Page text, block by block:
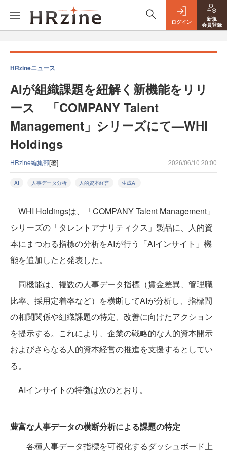
ログイン
新規
会員登録
HRzineニュース
AIが組織課題を紐解く新機能をリリ
ース 「COMPANY Talent
Management」シリーズにて—WHI
Holdings
HRzine編集部[著] 2026/06/10 20:00
AI 人事データ分析 人的資本経営 生成AI
WHI Holdingsは、「COMPANY Talent Management」
シリーズの「タレントアナリティクス」製品に、人的資
本にまつわる指標の分析をAIが行う「AIインサイト」機
能を追加したと発表した。
同機能は、複数の人事データ指標（賃金差異、管理職
比率、採用定着率など）を横断してAIが分析し、指標間
の相関関係や組織課題の特定、改善に向けたアクション
を提示する。これにより、企業の戦略的な人的資本開示
およびさらなる人的資本経営の推進を支援するとしてい
る。
AIインサイトの特徴は次のとおり。
豊富な人事データの横断分析による課題の特定
各種人事データ指標を可視化するダッシュボード上